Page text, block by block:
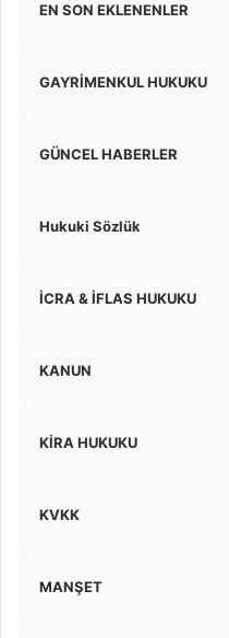
EN SON EKLENENLER
GAYRİMENKUL HUKUKU
GÜNCEL HABERLER
Hukuki Sözlük
İCRA & İFLAS HUKUKU
KANUN
KİRA HUKUKU
KVKK
MANŞET